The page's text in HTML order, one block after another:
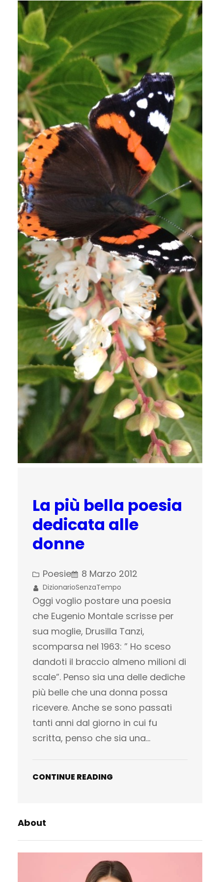
La più bella poesia
dedicata alle
donne
Poesie 8 Marzo 2012
DizionarioSenzaTempo
Oggi voglio postare una poesia
che Eugenio Montale scrisse per
sua moglie, Drusilla Tanzi,
scomparsa nel 1963: ” Ho sceso
dandoti il braccio almeno milioni di
scale”. Penso sia una delle dediche
più belle che una donna possa
ricevere. Anche se sono passati
tanti anni dal giorno in cui fu
scritta, penso che sia una…
CONTINUE READING
About